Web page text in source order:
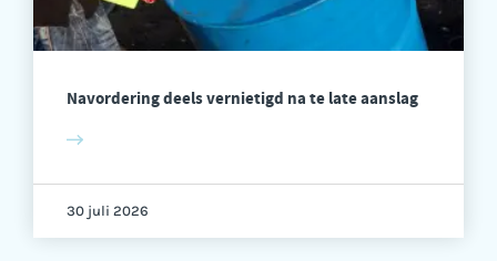
Navordering deels vernietigd na te late aanslag
30 juli 2026